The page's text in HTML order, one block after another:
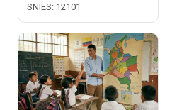
SNIES: 12101